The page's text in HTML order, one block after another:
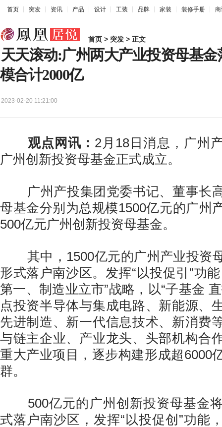
首页 突发 资讯 产品 设计 工装 品牌 家装 装修手册
首页 > 突发 > 正文
天天滚动:广州两大产业投资母基金
模合计2000亿
2023-02-20 11:21:00
观点网讯： 2月18日消息，广州
广州创新投资母基金正式成立。
广州产投集团党委书记、董事长
母基金分别为总规模1500亿元的广州
500亿元广州创新投资母基金。
其中，1500亿元的广州产业投资
形式落户南沙区。发挥“以投促引”功
第一、制造业立市”战略，以“子基金
点投资半导体与集成电路、新能源、
先进制造、新一代信息技术、新消费
与链主企业、产业龙头、头部机构合
重大产业项目，逐步构建形成超6000
群。
500亿元的广州创新投资母基金
式落户南沙区，发挥“以投促创”功能